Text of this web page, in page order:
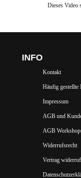
Dieses Video
INFO
Kontakt
Häufig gestellte
Impressum
AGB und
AGB
Widerrufsrecht
Vertrag